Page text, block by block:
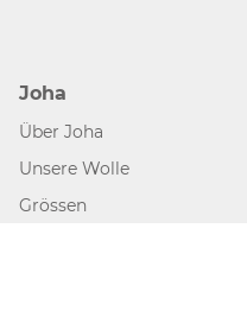
Joha
Über Joha
Unsere Wolle
Grössen